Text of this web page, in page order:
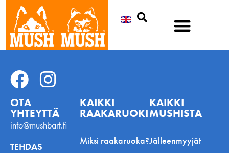
OTA
YHTEYTTÄ
info@mushbarf.fi
TEHDAS
KAIKKI
RAAKARUOKINNASTA
Miksi raakaruoka?
KAIKKI
MUSHISTA
Jälleenmyyjät